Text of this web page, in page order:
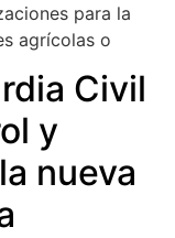
para la
agrícolas o
Civil
y
nueva